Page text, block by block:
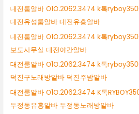
대전룸알바 O1O.2062.3474 k톡
대전유성룸알바 대전유흥알바
대전룸알바 O1O.2062.3474 k톡
보도사무실 대전야간알바
대전룸알바 O1O.2062.3474 k톡
덕진구노래방알바 덕진주밤알바
대전룸알바 O1O.2062.3474 K톡
두정동유흥알바 두정동노래방알바